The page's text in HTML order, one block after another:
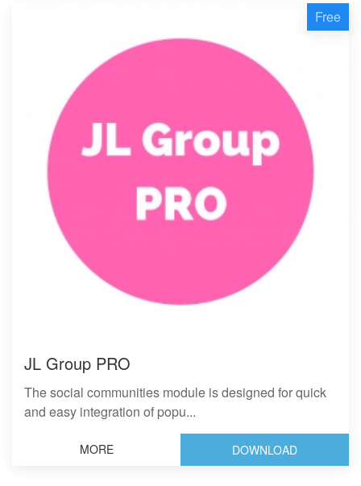
Free
JL Group PRO
The social communities module is designed for quick
and easy integration of popu...
MORE DOWNLOAD